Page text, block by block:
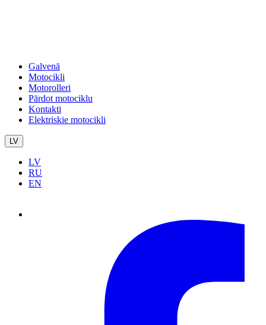
Galvenā
Motocikli
Motorolleri
Pārdot motociklu
Kontakti
Elektriskie motocikli
LV
LV
RU
EN